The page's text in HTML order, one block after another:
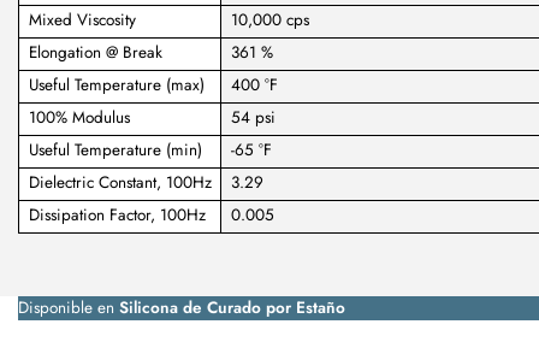
Mixed Viscosity
10,000 cps
Elongation @ Break
361 %
Useful Temperature (max)
400 °F
100% Modulus
54 psi
Useful Temperature (min)
-65 °F
Dielectric Constant, 100Hz
3.29
Dissipation Factor, 100Hz
0.005
Disponible en Silicona de Curado por Estaño